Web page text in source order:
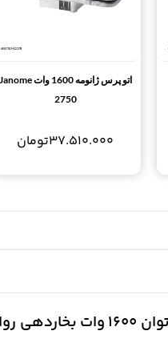
اتو پرس ژانومه 1600 وات Janome
2750
37.510.000تومان